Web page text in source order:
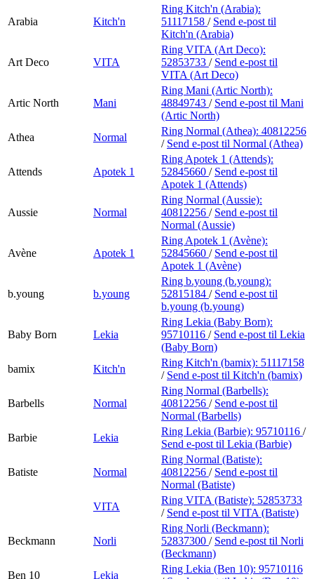
Arabia Kitch'n
Ring Kitch'n (Arabia):
51117158 / Send e-post til
Kitch'n (Arabia)
Art Deco VITA
Ring VITA (Art Deco):
52853733 / Send e-post til
VITA (Art Deco)
Artic North Mani
Ring Mani (Artic North):
48849743 / Send e-post til Mani
(Artic North)
Athea
Normal
Ring Normal (Athea): 40812256
/ Send e-post til Normal (Athea)
Attends Apotek 1
Ring Apotek 1 (Attends):
52845660 / Send e-post til
Apotek 1 (Attends)
Aussie Normal
Ring Normal (Aussie):
40812256 / Send e-post til
Normal (Aussie)
Avène Apotek 1
Ring Apotek 1 (Avène):
52845660 / Send e-post til
Apotek 1 (Avène)
b.young b.young
Ring b.young (b.young):
52815184 / Send e-post til
b.young (b.young)
Baby Born Lekia
Ring Lekia (Baby Born):
95710116 / Send e-post til Lekia
(Baby Born)
bamix
Kitch'n
Ring Kitch'n (bamix): 51117158
/ Send e-post til Kitch'n (bamix)
Barbells Normal
Ring Normal (Barbells):
40812256 / Send e-post til
Normal (Barbells)
Barbie
Lekia
Ring Lekia (Barbie): 95710116 /
Send e-post til Lekia (Barbie)
Batiste Normal
Ring Normal (Batiste):
40812256 / Send e-post til
Normal (Batiste)
VITA
Ring VITA (Batiste): 52853733
/ Send e-post til VITA (Batiste)
Beckmann Norli
Ring Norli (Beckmann):
52837300 / Send e-post til Norli
(Beckmann)
Ben 10
Lekia
Ring Lekia (Ben 10): 95710116